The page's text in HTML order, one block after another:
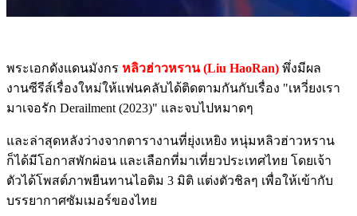
พระเอกดังแดนมังกร หลิวฮ่าวหราน (Liu HaoRan) พึ่งมีผล
งานซีรีส์เรื่องใหม่ให้แฟนคลับได้ติดตามกันกับเรื่อง "เหวี่ยงเรา
มาเจอรัก Derailment (2023)" และจบไปหมาดๆ
และล่าสุดหลังว่างจากตารางานที่ยุ่งเหยิง หนุ่มหลิวฮ่าวหราน
ก็ได้มีโอกาสพักผ่อน และเลือกที่มาเที่ยวประเทศไทย โดยเจ้า
ตัวได้โพสต์ภาพยืนทานไอติม 3 มิติ แต่งตัวชิลๆ เพื่อให้เข้ากับ
บรรยากาศซัมเมอร์ของไทย